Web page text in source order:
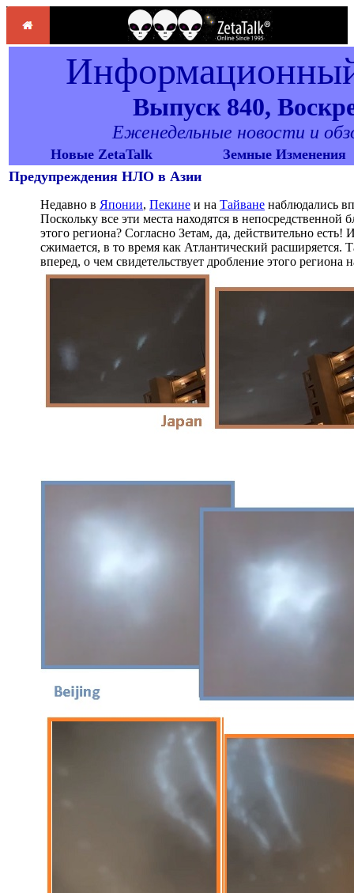
Выпуск 840,
Еженедельные новости и
Новые ZetaTalk
Земные Изменения
Предупреждения НЛО в Азии
Недавно в Японии, Пекине и на Тайване наблюдались
Поскольку все эти места находятся в непосредственной
этого региона? Согласно Зетам, да, действительно
сжимается, в то время как Атлантический
вперед, о чем свидетельствует дробление этого региона